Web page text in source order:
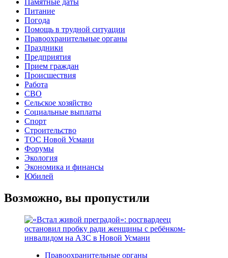
Памятные даты
Питание
Погода
Помощь в трудной ситуации
Правоохранительные органы
Праздники
Предприятия
Прием граждан
Происшествия
Работа
СВО
Сельское хозяйство
Социальные выплаты
Спорт
Строительство
ТОС Новой Усмани
Форумы
Экология
Экономика и финансы
Юбилей
Возможно, вы пропустили
Правоохранительные органы